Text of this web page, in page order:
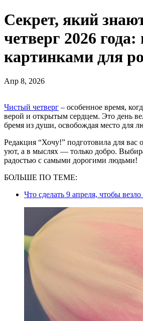
Секрет, який
четверг 2026
картинками для
Апр 8, 2026
Чистый четверг – особенное время,
верой и открытым сердцем. Это день
бремя из души, освобождая место для
Редакция “Хочу!” подготовила для
уют, а в мыслях — только добро.
радостью с самыми дорогими людьми!
БОЛЬШЕ ПО ТЕМЕ:
Что сделать 9 апреля, чтобы